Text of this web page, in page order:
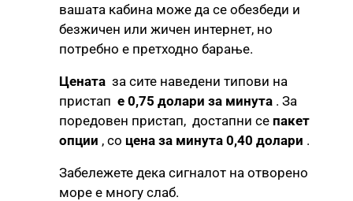
вашата кабина може да се обезбеди и
безжичен или жичен интернет, но
потребно е претходно барање.
Цената за сите наведени типови на
пристап е 0,75 долари за минута . За
поредовен пристап, достапни се пакет
опции , со цена за минута 0,40 долари .
Забележете дека сигналот на отворено
море е многу слаб.